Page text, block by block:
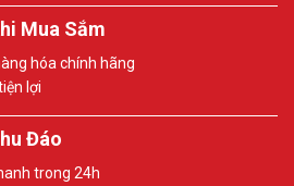
Mua Sắm
hóa chính hãng
lợi
Đáo
trong 24h